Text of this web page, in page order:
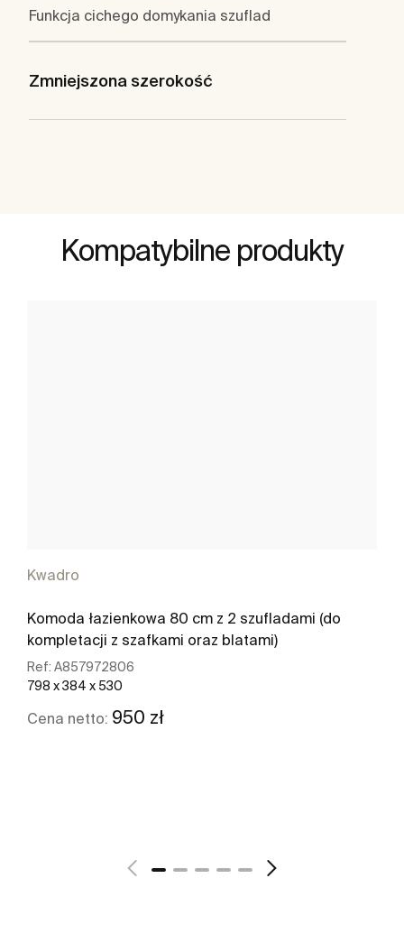
Funkcja cichego domykania szuflad
Zmniejszona szerokość
Kompatybilne produkty
Kwadro
Komoda łazienkowa 80 cm z 2 szufladami (do
kompletacji z szafkami oraz blatami)
Ref: A857972806
798 x 384 x 530
Cena netto: 950 zł